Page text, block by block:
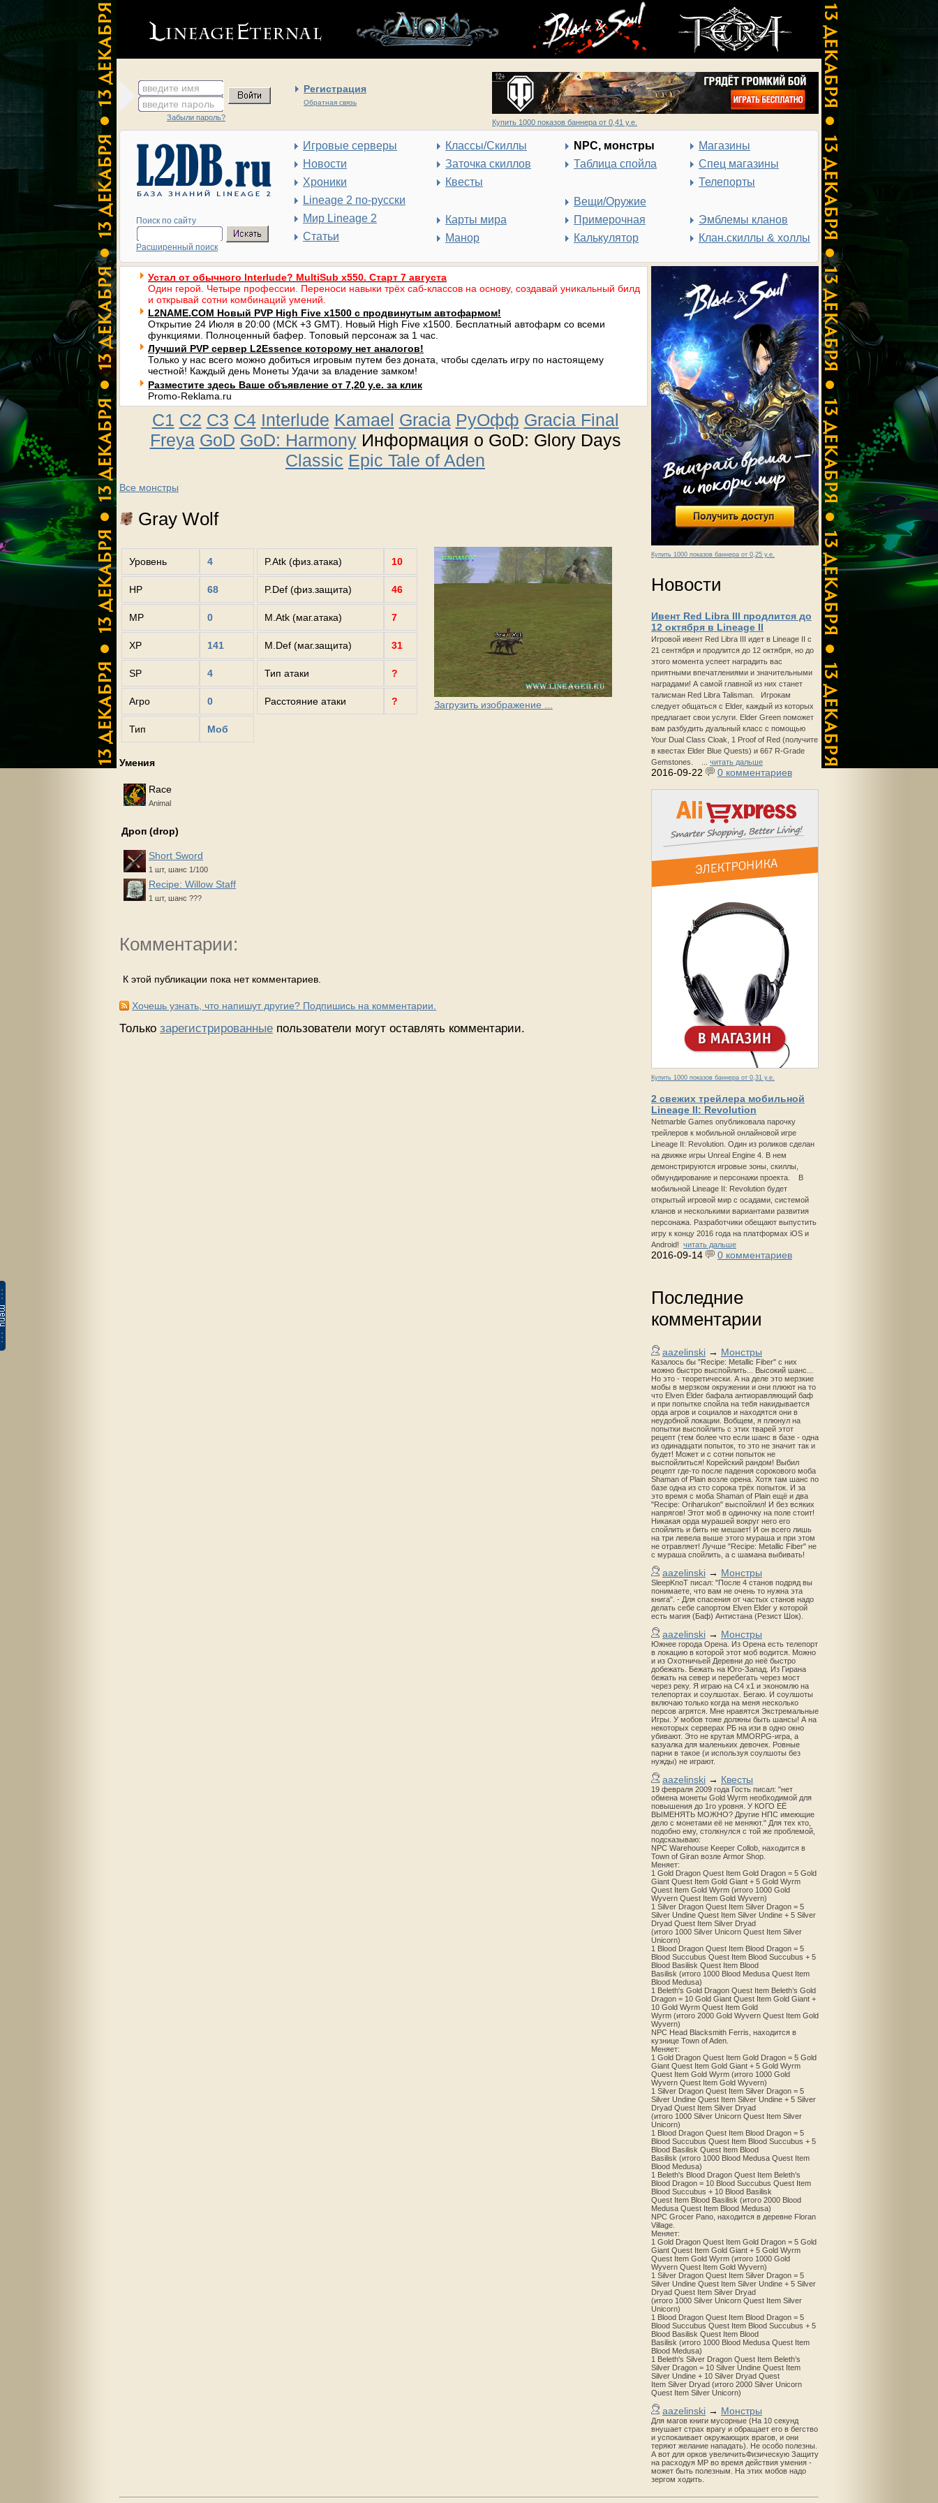
введите имя Регистрация
Обратная связь
введите пароль
Забыли пароль?
Купить 1000 показов баннера от 0,41 у.е.
Поиск по сайту
Расширенный поиск
Игровые серверы
Новости
Хроники
Lineage 2 по-русски
Мир Lineage 2
Статьи
Классы/Скиллы
Заточка скиллов
Квесты
Карты мира
Манор
NPC, монстры
Таблица спойла
Вещи/Оружие
Примерочная
Калькулятор
Магазины
Спец магазины
Телепорты
Эмблемы кланов
Клан.скиллы & холлы
Купить 1000 показов баннера от 0,25 у.е.
Новости
Ивент Red Libra III продлится до
12 октября в Lineage II
Игровой ивент Red Libra III идет в Lineage II с
21 сентября и продлится до 12 октября, но до
этого момента успеет наградить вас
приятными впечатлениями и значительными
наградами! А самой главной из них станет
талисман Red Libra Talisman. Игрокам
следует общаться с Elder, каждый из которых
предлагает свои услуги. Elder Green поможет
вам разбудить дуальный класс с помощью
Your Dual Class Cloak, 1 Proof of Red (получите
в квестах Elder Blue Quests) и 667 R-Grade
Gemstones. ... читать дальше
2016-09-22 0 комментариев
Купить 1000 показов баннера от 0,31 у.е.
2 свежих трейлера мобильной
Lineage II: Revolution
Netmarble Games опубликовала парочку
трейлеров к мобильной онлайновой игре
Lineage II: Revolution. Один из роликов сделан
на движке игры Unreal Engine 4. В нем
демонстрируются игровые зоны, скиллы,
обмундирование и персонажи проекта. В
мобильной Lineage II: Revolution будет
открытый игровой мир с осадами, системой
кланов и несколькими вариантами развития
персонажа. Разработчики обещают выпустить
игру к концу 2016 года на платформах iOS и
Android! читать дальше
2016-09-14 0 комментариев
Последние
комментарии
aazelinski → Монстры
Казалось бы "Recipe: Metallic Fiber" с них
можно быстро выспойлить... Высокий шанс...
Но это - теоретически. А на деле это мерзкие
мобы в мерзком окружении и они плюют на то
что Elven Elder бафала антиоравляющий баф
и при попытке спойла на тебя накидывается
орда агров и социалов и находятся они в
неудобной локации. Вобщем, я плюнул на
попытки выспойлить с этих тварей этот
рецепт (тем более что если шанс в базе - одна
из одинадцати попыток, то это не значит так и
будет! Может и с сотни попыток не
выспойлиться! Корейский рандом! Выбил
рецепт где-то после падения сорокового моба
Shaman of Plain возле орена. Хотя там шанс по
базе одна из сто сорока трёх попыток. И за
это время с моба Shaman of Plain ещё и два
"Recipe: Oriharukon" выспойлил! И без всяких
напрягов! Этот моб в одиночку на поле стоит!
Никакая орда мурашей вокруг него его
спойлить и бить не мешает! И он всего лишь
на три левела выше этого мураша и при этом
не отравляет! Лучше "Recipe: Metallic Fiber" не
с мураша спойлить, а с шамана выбивать!
aazelinski → Монстры
SleepKnoT писал: "После 4 станов подряд вы
понимаете, что вам не очень то нужна эта
книга". - Для спасения от частых станов надо
делать себе сапортом Elven Elder у которой
есть магия (Баф) Антистана (Резист Шок).
aazelinski → Монстры
Южнее города Орена. Из Орена есть телепорт
в локацию в которой этот моб водится. Можно
и из Охотничьей Деревни до неё быстро
добежать. Бежать на Юго-Запад. Из Гирана
бежать на север и перебегать через мост
через реку. Я играю на С4 х1 и экономлю на
телепортах и соулшотах. Бегаю. И соулшоты
включаю только когда на меня несколько
персов агрятся. Мне нравятся Экстремальные
Игры. У мобов тоже должны быть шансы! А на
некоторых серверах РБ на изи в одно окно
убивают. Это не крутая MMORPG-игра, а
казуалка для маленьких девочек. Ровные
парни в такое (и используя соулшоты без
нужды) не играют.
aazelinski → Квесты
19 февраля 2009 года Гость писал: "нет
обмена монеты Gold Wyrm необходимой для
повышения до 1го уровня. У КОГО ЕЁ
ВЫМЕНЯТЬ МОЖНО? Другие НПС имеющие
дело с монетами её не меняют." Для тех кто,
подобно ему, столкнулся с той же проблемой,
подсказываю:
NPC Warehouse Keeper Collob, находится в
Town of Giran возле Armor Shop.
Меняет:
1 Gold Dragon Quest Item Gold Dragon = 5 Gold
Giant Quest Item Gold Giant + 5 Gold Wyrm
Quest Item Gold Wyrm (итого 1000 Gold
Wyvern Quest Item Gold Wyvern)
1 Silver Dragon Quest Item Silver Dragon = 5
Silver Undine Quest Item Silver Undine + 5 Silver
Dryad Quest Item Silver Dryad
(итого 1000 Silver Unicorn Quest Item Silver
Unicorn)
1 Blood Dragon Quest Item Blood Dragon = 5
Blood Succubus Quest Item Blood Succubus + 5
Blood Basilisk Quest Item Blood
Basilisk (итого 1000 Blood Medusa Quest Item
Blood Medusa)
1 Beleth's Gold Dragon Quest Item Beleth’s Gold
Dragon = 10 Gold Giant Quest Item Gold Giant +
10 Gold Wyrm Quest Item Gold
Wyrm (итого 2000 Gold Wyvern Quest Item Gold
Wyvern)
NPC Head Blacksmith Ferris, находится в
кузнице Town of Aden.
Меняет:
1 Gold Dragon Quest Item Gold Dragon = 5 Gold
Giant Quest Item Gold Giant + 5 Gold Wyrm
Quest Item Gold Wyrm (итого 1000 Gold
Wyvern Quest Item Gold Wyvern)
1 Silver Dragon Quest Item Silver Dragon = 5
Silver Undine Quest Item Silver Undine + 5 Silver
Dryad Quest Item Silver Dryad
(итого 1000 Silver Unicorn Quest Item Silver
Unicorn)
1 Blood Dragon Quest Item Blood Dragon = 5
Blood Succubus Quest Item Blood Succubus + 5
Blood Basilisk Quest Item Blood
Basilisk (итого 1000 Blood Medusa Quest Item
Blood Medusa)
1 Beleth's Blood Dragon Quest Item Beleth’s
Blood Dragon = 10 Blood Succubus Quest Item
Blood Succubus + 10 Blood Basilisk
Quest Item Blood Basilisk (итого 2000 Blood
Medusa Quest Item Blood Medusa)
NPC Grocer Pano, находится в деревне Floran
Village.
Меняет:
1 Gold Dragon Quest Item Gold Dragon = 5 Gold
Giant Quest Item Gold Giant + 5 Gold Wyrm
Quest Item Gold Wyrm (итого 1000 Gold
Wyvern Quest Item Gold Wyvern)
1 Silver Dragon Quest Item Silver Dragon = 5
Silver Undine Quest Item Silver Undine + 5 Silver
Dryad Quest Item Silver Dryad
(итого 1000 Silver Unicorn Quest Item Silver
Unicorn)
1 Blood Dragon Quest Item Blood Dragon = 5
Blood Succubus Quest Item Blood Succubus + 5
Blood Basilisk Quest Item Blood
Basilisk (итого 1000 Blood Medusa Quest Item
Blood Medusa)
1 Beleth's Silver Dragon Quest Item Beleth’s
Silver Dragon = 10 Silver Undine Quest Item
Silver Undine + 10 Silver Dryad Quest
Item Silver Dryad (итого 2000 Silver Unicorn
Quest Item Silver Unicorn)
aazelinski → Монстры
Для магов книги мусорные (На 10 секунд
внушает страх врагу и обращает его в бегство
и успокаивает окружающих врагов, и они
теряют желание нападать). Не особо полезны.
А вот для орков увеличитьФизическую Защиту
на расходуя MP во время действия умения -
может быть полезным. На этих мобов надо
зергом ходить.
Устал от обычного Interlude? MultiSub x550. Старт 7 августа
Один герой. Четыре профессии. Переноси навыки трёх саб-классов на основу, создавай уникальный билд
и открывай сотни комбинаций умений.
L2NAME.COM Новый PVP High Five x1500 с продвинутым автофармом!
Открытие 24 Июля в 20:00 (МСК +3 GMT). Новый High Five x1500. Бесплатный автофарм со всеми
функциями. Полноценный бафер. Топовый персонаж за 1 час.
Лучший PVP сервер L2Essence которому нет аналогов!
Только у нас всего можно добиться игровым путем без доната, чтобы сделать игру по настоящему
честной! Каждый день Монеты Удачи за владение замком!
Разместите здесь Ваше объявление от 7,20 у.е. за клик
Promo-Reklama.ru
C1 C2 C3 C4 Interlude Kamael Gracia РуОфф Gracia Final
Freya GoD GoD: HarmonyИнформация о GoD: Glory Days
Classic Epic Tale of Aden
Все монстры
Gray Wolf
Уровень 4
HP 68
MP 0
XP 141
SP 4
Агро 0
Тип Моб
P.Atk (физ.атака) 10
P.Def (физ.защита) 46
M.Atk (маг.атака) 7
M.Def (маг.защита) 31
Тип атаки ?
Расстояние атаки ? Загрузить изображение ...
Умения
Race
Animal
Дроп (drop)
Short Sword
1 шт, шанс 1/100
Recipe: Willow Staff
1 шт, шанс ???
Комментарии:
К этой публикации пока нет комментариев.
Хочешь узнать, что напишут другие? Подпишись на комментарии.
Только зарегистрированные пользователи могут оставлять комментарии.